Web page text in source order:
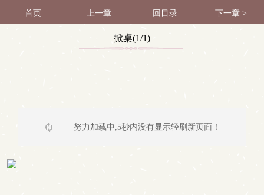
首页 上一章 回目录 下一章 >
掀桌(1/1)
努力加载中,5秒内没有显示轻刷新页面！